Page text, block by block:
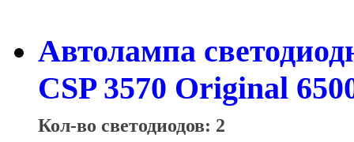
Автолампа
CSP 3570 Original
Кол-во светодиодов: 2